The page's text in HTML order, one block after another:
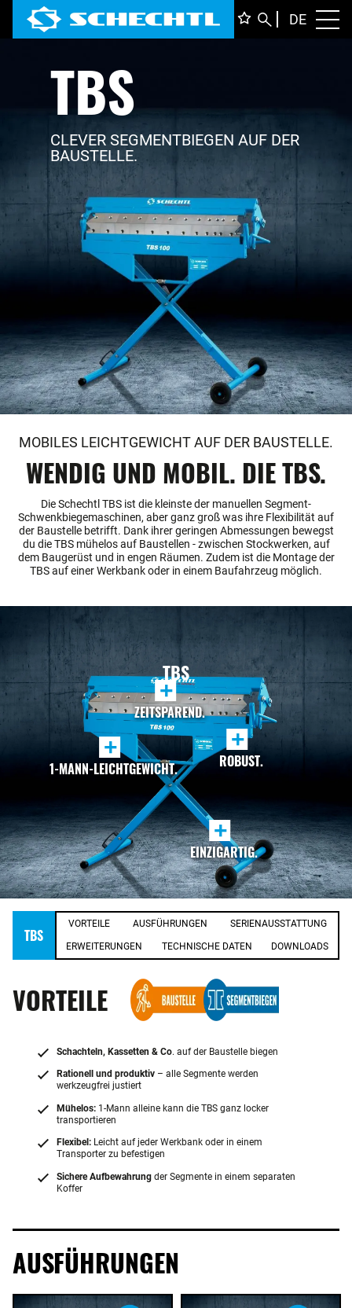
DE
TBS
CLEVER SEGMENTBIEGEN AUF DER
BAUSTELLE.
MOBILES LEICHTGEWICHT AUF DER BAUSTELLE.
WENDIG UND MOBIL. DIE TBS.
Die Schechtl TBS ist die kleinste der manuellen Segment-
Schwenkbiegemaschinen, aber ganz groß was ihre Flexibilität auf
der Baustelle betrifft. Dank ihrer geringen Abmessungen bewegst
du die TBS mühelos auf Baustellen - zwischen Stockwerken, auf
dem Baugerüst und in engen Räumen. Zudem ist die Montage der
TBS auf einer Werkbank oder in einem Baufahrzeug möglich.
TBS
+
ZEITSPAREND.
+
1-MANN-LEICHTGEWICHT.
+
ROBUST.
+
EINZIGARTIG.
TBS
VORTEILE AUSFÜHRUNGEN SERIENAUSSTATTUNG
ERWEITERUNGEN TECHNISCHE DATEN DOWNLOADS
VORTEILE
Schachteln, Kassetten & Co. auf der Baustelle biegen
Rationell und produktiv – alle Segmente werden
werkzeugfrei justiert
Mühelos: 1-Mann alleine kann die TBS ganz locker
transportieren
Flexibel: Leicht auf jeder Werkbank oder in einem
Transporter zu befestigen
Sichere Aufbewahrung der Segmente in einem separaten
Koffer
AUSFÜHRUNGEN